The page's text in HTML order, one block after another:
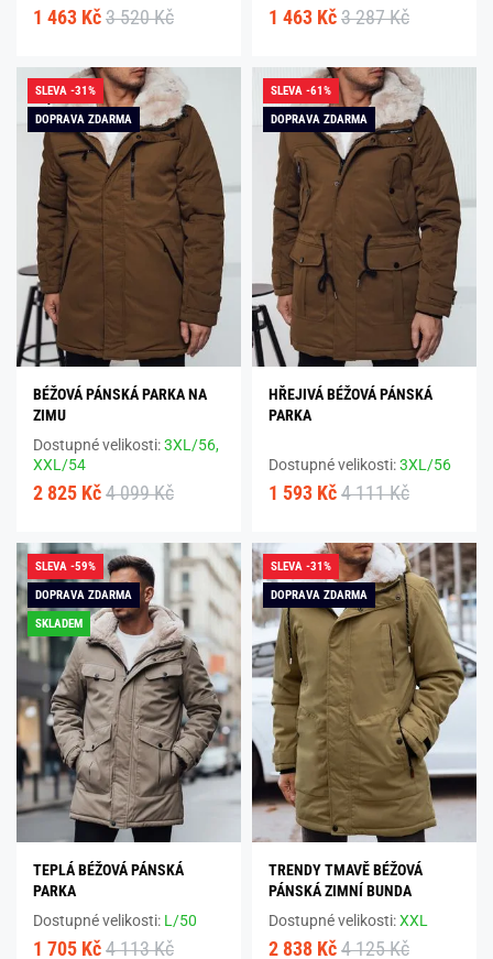
1 463 Kč 3 520 Kč 1 463 Kč 3 287 Kč
SLEVA -31%
DOPRAVA ZDARMA
BÉŽOVÁ PÁNSKÁ PARKA NA
ZIMU
Dostupné velikosti:3XL/56,
XXL/54
2 825 Kč 4 099 Kč
SLEVA -61%
DOPRAVA ZDARMA
HŘEJIVÁ BÉŽOVÁ PÁNSKÁ
PARKA
Dostupné velikosti:3XL/56
1 593 Kč 4 111 Kč
SLEVA -59%
DOPRAVA ZDARMA
SKLADEM
TEPLÁ BÉŽOVÁ PÁNSKÁ
PARKA
Dostupné velikosti: L/50
1 705 Kč 4 113 Kč
SLEVA -31%
DOPRAVA ZDARMA
TRENDY TMAVĚ BÉŽOVÁ
PÁNSKÁ ZIMNÍ BUNDA
Dostupné velikosti:XXL
2 838 Kč 4 125 Kč